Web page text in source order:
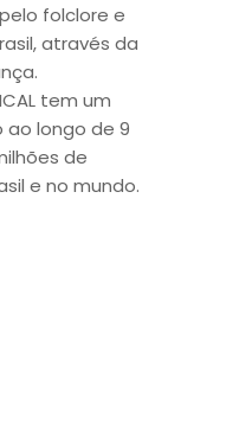
folclore e
através da
tem um
longo de 9
de
e no mundo.